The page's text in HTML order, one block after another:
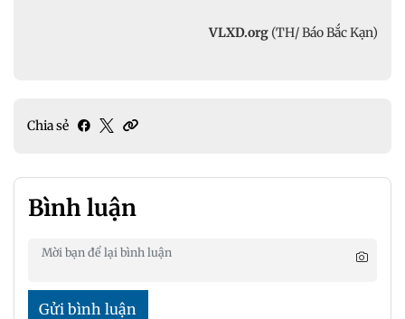
VLXD.org (TH/ Báo Bắc Kạn)
Chia sẻ
Bình luận
Gửi bình luận